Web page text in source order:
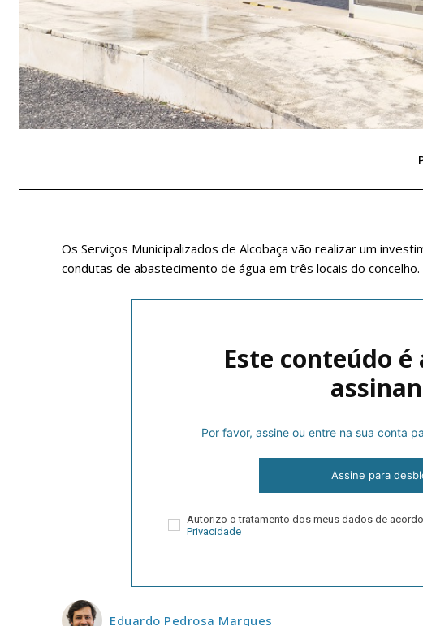
Faça-se
Os Serviços Municipalizados de Alcobaça vão realizar um
condutas de abastecimento de água em três locais do concelho.
Este conteúdo
Por favor, assine ou entre na sua conta
Assine para
Autorizo o tratamento dos meus dados de
Privacidade
Eduardo Pedrosa Marques